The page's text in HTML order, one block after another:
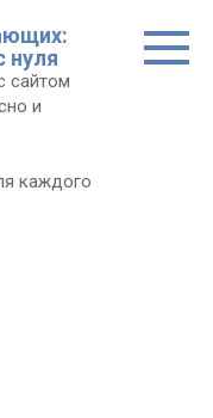
нуля
сайтом
и
каждого